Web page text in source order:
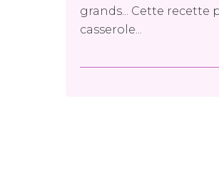
grands... Cette
casserole...